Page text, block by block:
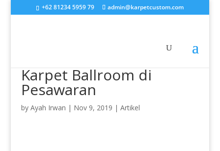
+62 81234 5959 79 admin@karpetcustom.com
Karpet Ballroom di
Pesawaran
by Ayah Irwan | Nov 9, 2019 | Artikel